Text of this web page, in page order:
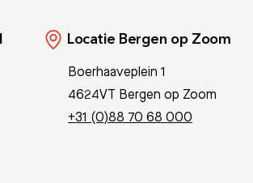
Locatie Bergen op Zoom
Boerhaaveplein 1
4624VT Bergen op Zoom
+31 (0)88 70 68 000